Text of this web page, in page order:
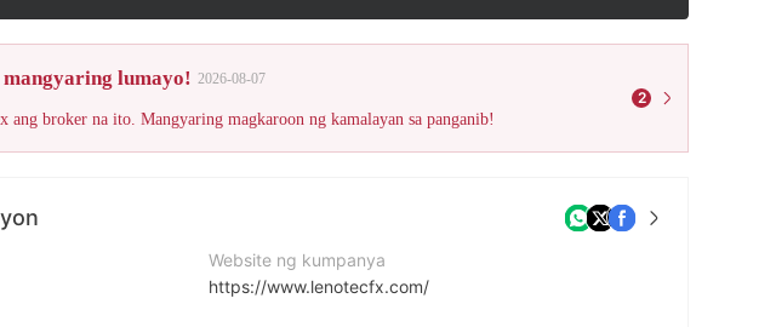
lumayo! 2026-08-07
ang broker na ito. Mangyaring magkaroon ng kamalayan sa panganib!
2
Website ng kumpanya
https://www.lenotecfx.com/